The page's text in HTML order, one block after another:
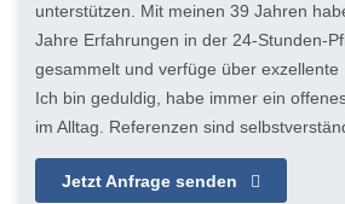
unterstützen. Mit meinen 39 Jahren
Jahre Erfahrungen in der 24-Stunden-
gesammelt und verfüge über exzellente
Ich bin geduldig, habe immer ein
im Alltag. Referenzen sind
Jetzt Anfrage senden